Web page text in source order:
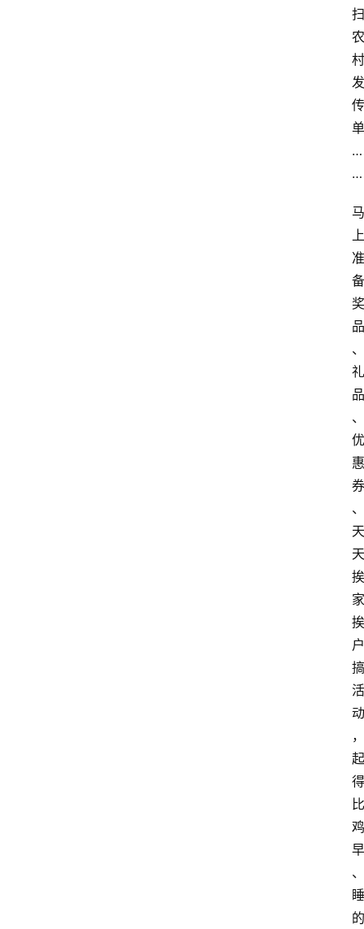
扫
农
村
发
传
单
…
…
马
上
准
备
奖
品
、
礼
品
、
优
惠
券
、
天
天
挨
家
挨
户
搞
活
动
，
起
得
比
鸡
早
、
睡
的